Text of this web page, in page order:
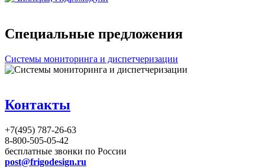
Специальные предложения
Системы мониторинга и диспетчеризации
Контакты
+7(495) 787-26-63
8-800-505-05-42
бесплатные звонки по России
post@frigodesign.ru